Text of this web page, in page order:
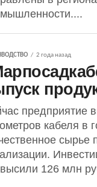
2 года назад
предприятие
кабеля в
сырье
126 млн